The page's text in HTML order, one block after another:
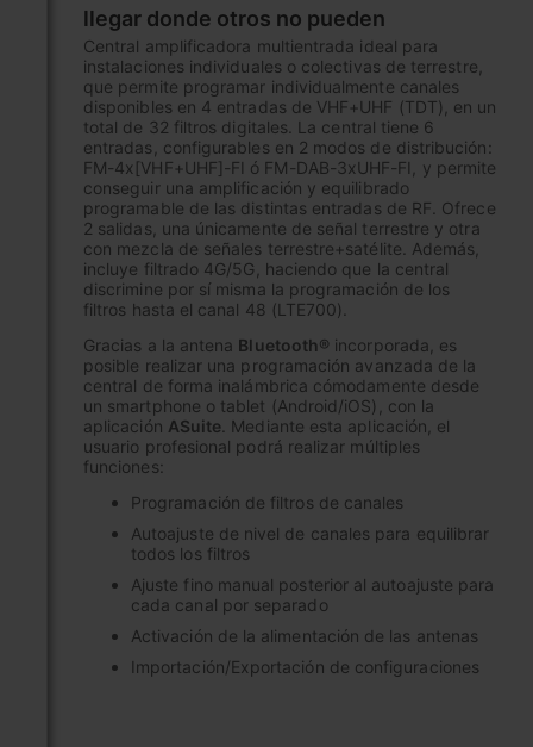
llegar donde otros no pueden
Central amplificadora multientrada ideal para
instalaciones individuales o colectivas de terrestre,
que permite programar individualmente canales
disponibles en 4 entradas de VHF+UHF (TDT), en un
total de 32 filtros digitales. La central tiene 6
entradas, configurables en 2 modos de distribución:
FM-4x[VHF+UHF]-FI ó FM-DAB-3xUHF-FI, y permite
conseguir una amplificación y equilibrado
programable de las distintas entradas de RF. Ofrece
2 salidas, una únicamente de señal terrestre y otra
con mezcla de señales terrestre+satélite. Además,
incluye filtrado 4G/5G, haciendo que la central
discrimine por sí misma la programación de los
filtros hasta el canal 48 (LTE700).
Gracias a la antena Bluetooth® incorporada, es
posible realizar una programación avanzada de la
central de forma inalámbrica cómodamente desde
un smartphone o tablet (Android/iOS), con la
aplicación ASuite . Mediante esta aplicación, el
usuario profesional podrá realizar múltiples
funciones:
Programación de filtros de canales
Autoajuste de nivel de canales para equilibrar
todos los filtros
Ajuste fino manual posterior al autoajuste para
cada canal por separado
Activación de la alimentación de las antenas
Importación/Exportación de configuraciones